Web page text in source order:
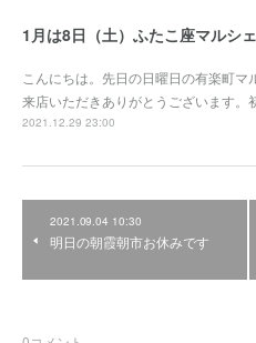
1月は8日（土）ふたこ座マルシ
こんにちは。先日の日曜日の有楽町マ
来店いただきありがとうございます。
2021.12.29 23:00
2021.09.04 10:30
明日の朝霞朝市お休みです